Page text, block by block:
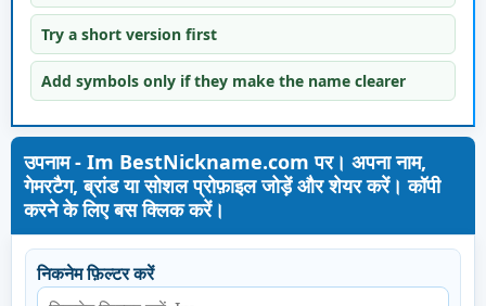
Try a short version first
Add symbols only if they make the name clearer
उपनाम - Im BestNickname.com पर। अपना नाम,
गेमरटैग, ब्रांड या सोशल प्रोफ़ाइल जोड़ें और शेयर करें। कॉपी
करने के लिए बस क्लिक करें।
निकनेम फ़िल्टर करें